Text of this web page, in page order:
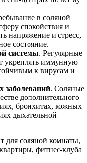
в соляной
спокойствия и
напряжение и стресс,
состояние.
системы. Регулярные
укреплять иммунную
к вирусам и
заболеваний. Соляные
дополнительного
бронхитах, кожных
дыхательной
для соляной комнаты,
фитнес-клуба